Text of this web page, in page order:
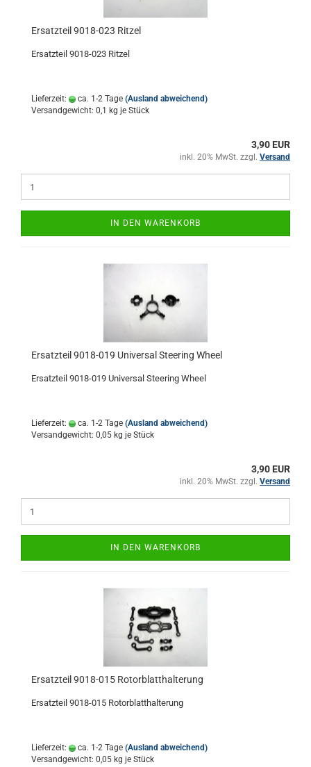
Ersatzteil 9018-023 Ritzel
Ersatzteil 9018-023 Ritzel
Lieferzeit: ca. 1-2 Tage (Ausland abweichend)
Versandgewicht: 0,1 kg je Stück
3,90 EUR
inkl. 20% MwSt. zzgl. Versand
IN DEN WARENKORB
Ersatzteil 9018-019 Universal Steering Wheel
Ersatzteil 9018-019 Universal Steering Wheel
Lieferzeit: ca. 1-2 Tage (Ausland abweichend)
Versandgewicht: 0,05 kg je Stück
3,90 EUR
inkl. 20% MwSt. zzgl. Versand
IN DEN WARENKORB
Ersatzteil 9018-015 Rotorblatthalterung
Ersatzteil 9018-015 Rotorblatthalterung
Lieferzeit: ca. 1-2 Tage (Ausland abweichend)
Versandgewicht: 0,05 kg je Stück